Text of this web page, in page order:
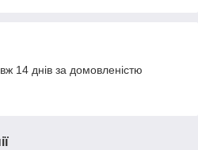
14 днів за домовленістю